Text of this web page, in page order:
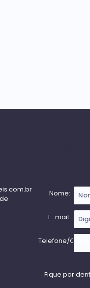
Nome:
E-mail:
Telefone/Celular: